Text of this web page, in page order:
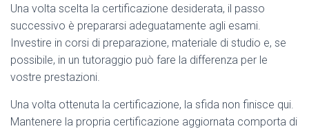
Una volta scelta la certificazione desiderata, il passo
successivo è prepararsi adeguatamente agli esami.
Investire in corsi di preparazione, materiale di studio e, se
possibile, in un tutoraggio può fare la differenza per le
vostre prestazioni.
Una volta ottenuta la certificazione, la sfida non finisce qui.
Mantenere la propria certificazione aggiornata comporta di